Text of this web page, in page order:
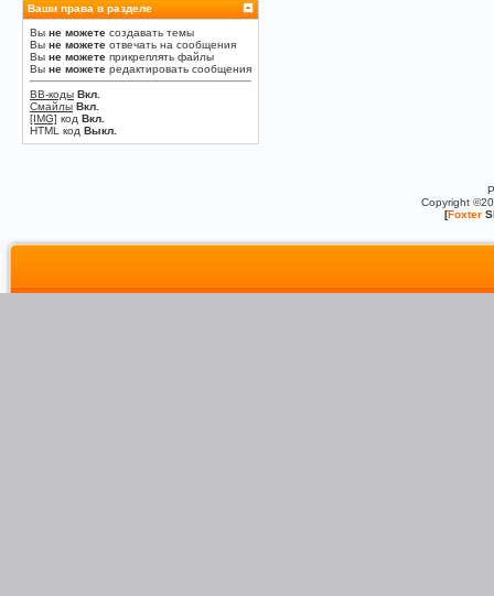
Ваши права в разделе
Вы не можете создавать темы
Вы не можете отвечать на сообщения
Вы не можете прикреплять файлы
Вы не можете редактировать сообщения
BB-коды Вкл.
Смайлы Вкл.
[IMG] код Вкл.
HTML код Выкл.
Copyright
[Foxter